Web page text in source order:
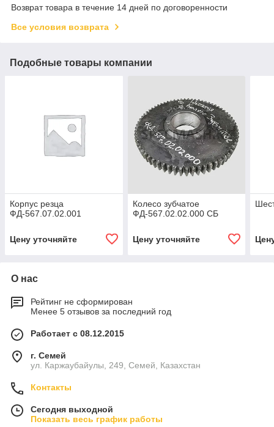
Возврат товара в течение 14 дней по договоренности
Все условия возврата
Подобные товары компании
Корпус резца
ФД-567.07.02.001
Цену уточняйте
Колесо зубчатое
ФД-567.02.02.000 СБ
Цену уточняйте
О нас
Рейтинг не сформирован
Менее 5 отзывов за последний год
Работает с 08.12.2015
г. Семей
ул. Каржаубайулы, 249, Семей, Казахстан
Контакты
Сегодня выходной
Показать весь график работы